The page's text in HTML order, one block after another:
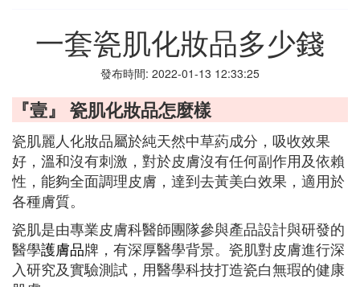
一套瓷肌化妝品多少錢
發布時間: 2022-01-13 12:33:25
『壹』 瓷肌化妝品怎麼樣
瓷肌麗人化妝品屬於純天然中草葯成分，吸收效果
好，溫和沒有刺激，對於皮膚沒有任何副作用及依賴
性，能夠全面調理皮膚，達到去黃美白效果，適用於
各種膚質。
瓷肌是由專業皮膚科醫師團隊參與產品設計與研發的
醫學護膚品牌，有深厚醫學背景。瓷肌對皮膚進行深
入研究及實驗測試，用醫學科技打造瓷白無瑕的健康